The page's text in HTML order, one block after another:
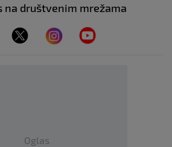
na društvenim mrežama
Oglas